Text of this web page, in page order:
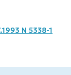
N 5338-1